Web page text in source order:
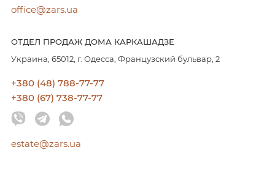
office@zars.ua
ОТДЕЛ ПРОДАЖ ДОМА КАРКАШАДЗЕ
Украина, 65012, г. Одесса, Французский бульвар, 2
+380 (48) 788-77-77
+380 (67) 738-77-77
estate@zars.ua